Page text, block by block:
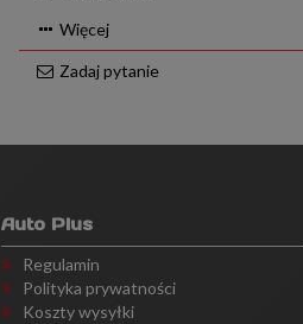
Więcej
Zadaj pytanie
Auto Plus
Regulamin
Polityka prywatności
Koszty wysyłki